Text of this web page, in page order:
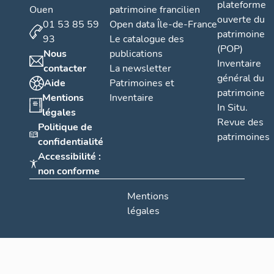
Ouen
01 53 85 59
93
Nous
contacter
Aide
Mentions
légales
Politique de
confidentialité
Accessibilité :
non conforme
patrimoine francilien
Open data Île-de-France
Le catalogue des
publications
La newsletter
Patrimoines et
Inventaire
plateforme
ouverte du
patrimoine
(POP)
Inventaire
général du
patrimoine
In Situ.
Revue des
patrimoines
Mentions
légales